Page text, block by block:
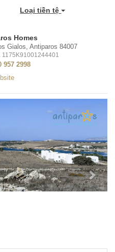
Loại tiền tệ
Homes
Gialos, Antiparos 84007
1175K91001244401
957 2998